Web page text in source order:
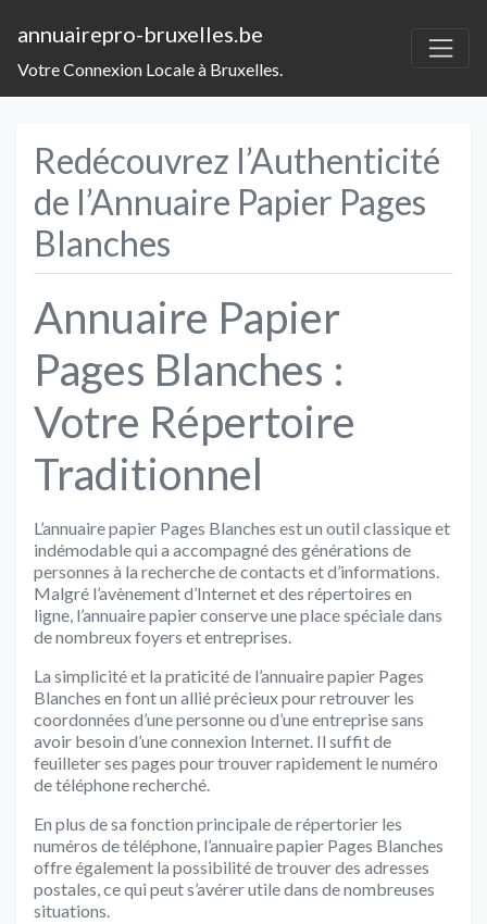
annuairepro-bruxelles.be
Votre Connexion Locale à Bruxelles.
Redécouvrez l’Authenticité
de l’Annuaire Papier Pages
Blanches
Annuaire Papier
Pages Blanches :
Votre Répertoire
Traditionnel
L’annuaire papier Pages Blanches est un outil classique et
indémodable qui a accompagné des générations de
personnes à la recherche de contacts et d’informations.
Malgré l’avènement d’Internet et des répertoires en
ligne, l’annuaire papier conserve une place spéciale dans
de nombreux foyers et entreprises.
La simplicité et la praticité de l’annuaire papier Pages
Blanches en font un allié précieux pour retrouver les
coordonnées d’une personne ou d’une entreprise sans
avoir besoin d’une connexion Internet. Il suffit de
feuilleter ses pages pour trouver rapidement le numéro
de téléphone recherché.
En plus de sa fonction principale de répertorier les
numéros de téléphone, l’annuaire papier Pages Blanches
offre également la possibilité de trouver des adresses
postales, ce qui peut s’avérer utile dans de nombreuses
situations.